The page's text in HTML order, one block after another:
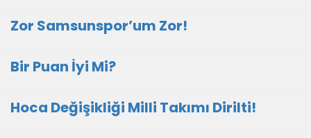
Zor Samsunspor’um Zor!
Bir Puan İyi Mi?
Hoca Değişikliği Milli Takımı Dirilti!